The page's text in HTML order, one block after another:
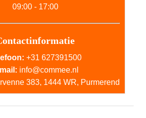
09:00 - 17:00
+31 627391500
info@commee.nl
383, 1444 WR, Purmerend